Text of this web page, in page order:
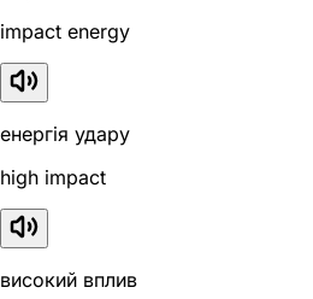
impact energy
енергія удару
high impact
високий вплив